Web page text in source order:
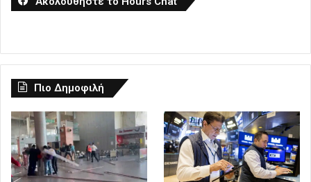
Πιο Δημοφιλή